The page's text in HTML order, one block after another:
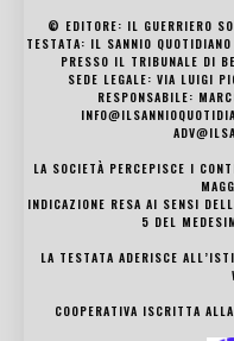
© EDITORE: IL GUERRIERO
TESTATA: IL SANNIO
PRESSO IL TRIBUNALE DI
SEDE LEGALE: VIA LUIGI
RESPONSABILE:
LA SOCIETÀ PERCEPISCE I
INDICAZIONE RESA AI SENSI
5 DEL
LA TESTATA ADERISCE
COOPERATIVA ISCRITTA